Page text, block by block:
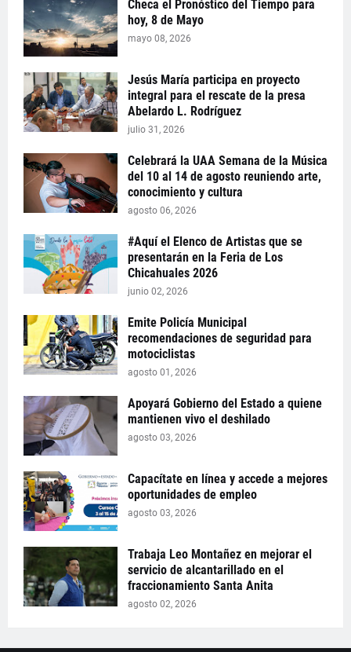
Checa el Pronóstico del Tiempo para
hoy, 8 de Mayo
mayo 08, 2026
Jesús María participa en proyecto
integral para el rescate de la presa
Abelardo L. Rodríguez
julio 31, 2026
Celebrará la UAA Semana de la Música
del 10 al 14 de agosto reuniendo arte,
conocimiento y cultura
agosto 06, 2026
#Aquí el Elenco de Artistas que se
presentarán en la Feria de Los
Chicahuales 2026
junio 02, 2026
Emite Policía Municipal
recomendaciones de seguridad para
motociclistas
agosto 01, 2026
Apoyará Gobierno del Estado a quiene
mantienen vivo el deshilado
agosto 03, 2026
Capacítate en línea y accede a mejores
oportunidades de empleo
agosto 03, 2026
Trabaja Leo Montañez en mejorar el
servicio de alcantarillado en el
fraccionamiento Santa Anita
agosto 02, 2026